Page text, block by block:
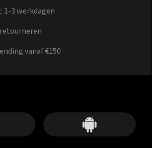
1-3 werkdagen
vanaf €150